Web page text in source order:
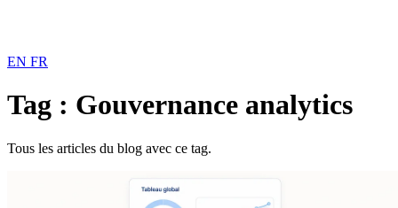
EN FR
Tag : Gouvernance analytics
Tous les articles du blog avec ce tag.